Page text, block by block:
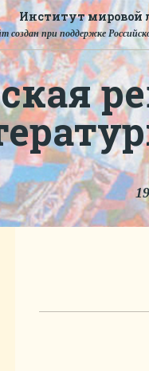
Институт мировой
создан при поддержке